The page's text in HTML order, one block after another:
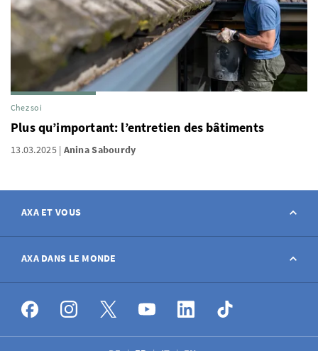
Chez soi
Plus qu’important: l’entretien des bâtiments
13.03.2025 Anina Sabourdy
AXA ET VOUS
Contact
Déclarer sinistre
Postes à pourvoir
AXA DANS LE MONDE
AXA dans le monde